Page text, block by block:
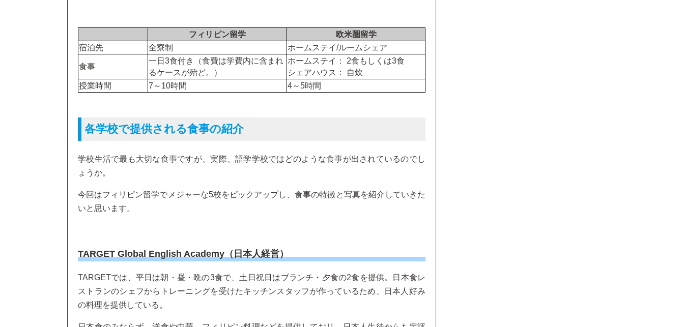
フィリピン留学
欧米圏留学
宿泊先
全寮制 ホームステイ/ルームシェア
食事
一日3食付き（食費は学費内に含まれ
るケースが殆ど。）
ホームステイ： 2食もしくは3食
シェアハウス： 自炊
授業時間
7～10時間 4～5時間
各学校で提供される食事の紹介
学校生活で最も大切な食事ですが、実際、語学学校ではどのような食事が出されているのでし
ょうか。
今回はフィリピン留学でメジャーな5校をピックアップし、食事の特徴と写真を紹介していきた
いと思います。
TARGET Global English Academy（日本人経営）
TARGETでは、平日は朝・昼・晩の3食で、土日祝日はブランチ・夕食の2食を提供。日本食レ
ストランのシェフからトレーニングを受けたキッチンスタッフが作っているため、日本人好み
の料理を提供している。